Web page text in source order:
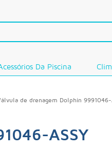
Da Piscina
de drenagem Dolphin 9991046-
ASSY